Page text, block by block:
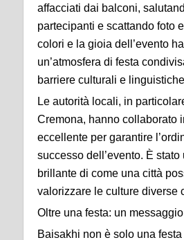
affacciati dai balconi,
partecipanti e scattando foto
colori e la gioia dell’evento
un’atmosfera di festa
barriere culturali e
Le autorità locali, in
Cremona, hanno collaborato
eccellente per garantire
successo dell’evento. È
brillante di come una città
valorizzare le culture diverse
Oltre una festa: un
Baisakhi non è solo una